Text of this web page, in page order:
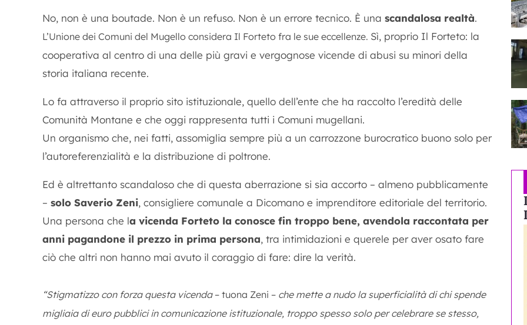
No, non è una boutade. Non è un refuso. Non è un errore tecnico. È una scandalosa realtà.
L’Unione dei Comuni del Mugello considera Il Forteto fra le sue eccellenze. Sì, proprio Il Forteto: la
cooperativa al centro di una delle più gravi e vergognose vicende di abusi su minori della
storia italiana recente.
Lo fa attraverso il proprio sito istituzionale, quello dell’ente che ha raccolto l’eredità delle
Comunità Montane e che oggi rappresenta tutti i Comuni mugellani.
Un organismo che, nei fatti, assomiglia sempre più a un carrozzone burocratico buono solo per
l’autoreferenzialità e la distribuzione di poltrone.
Ed è altrettanto scandaloso che di questa aberrazione si sia accorto – almeno pubblicamente
– solo Saverio Zeni, consigliere comunale a Dicomano e imprenditore editoriale del territorio.
Una persona che la vicenda Forteto la conosce fin troppo bene, avendola raccontata per
anni pagandone il prezzo in prima persona, tra intimidazioni e querele per aver osato fare
ciò che altri non hanno mai avuto il coraggio di fare: dire la verità.
“Stigmatizzo con forza questa vicenda– tuona Zeni – che mette a nudo la superficialità di chi spende
migliaia di euro pubblici in comunicazione istituzionale, troppo spesso solo per celebrare se stesso,